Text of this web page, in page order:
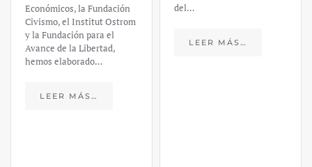
Económicos, la Fundación
Civismo, el Institut Ostrom
y la Fundación para el
Avance de la Libertad,
hemos elaborado…
LEER MÁS…
del…
LEER MÁS…